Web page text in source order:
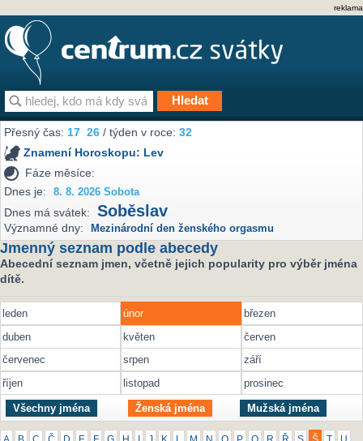
reklama
Přesný čas:17 26 / týden v roce:32
Znamení Horoskopu: Lev
Fáze měsíce:
Dnes je:
8. 8. 2026 Sobota
Dnes má svátek: Soběslav
Významné dny: Mezinárodní den ženského orgasmu
Jmenný seznam podle abecedy
Abecední seznam jmen, včetně jejich popularity pro výběr jména
dítě.
leden únor
březen
duben
květen
červen
červenec
srpen
září
říjen
listopad prosinec
Všechny jména Ženská jména Mužská jména